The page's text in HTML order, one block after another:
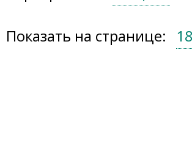
Показать на странице: 18